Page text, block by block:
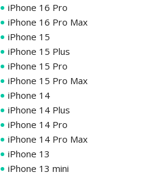
iPhone 16 Pro
iPhone 16 Pro Max
iPhone 15
iPhone 15 Plus
iPhone 15 Pro
iPhone 15 Pro Max
iPhone 14
iPhone 14 Plus
iPhone 14 Pro
iPhone 14 Pro Max
iPhone 13
iPhone 13 mini